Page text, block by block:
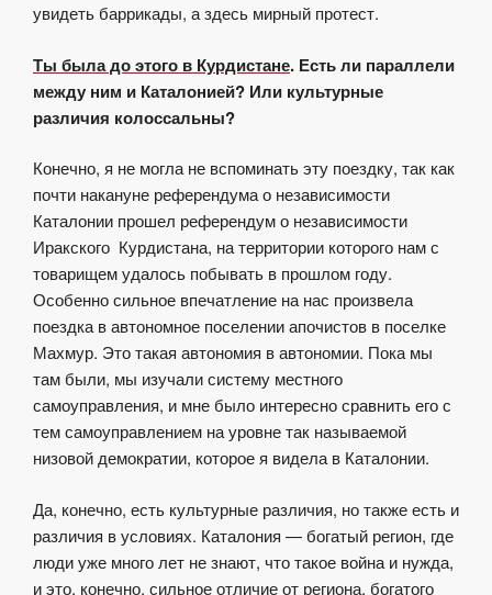
увидеть баррикады, а здесь мирный протест.
Ты была до этого в Курдистане. Есть ли параллели
между ним и Каталонией? Или культурные
различия колоссальны?
Конечно, я не могла не вспоминать эту поездку, так как
почти накануне референдума о независимости
Каталонии прошел референдум о независимости
Иракского Курдистана, на территории которого нам с
товарищем удалось побывать в прошлом году.
Особенно сильное впечатление на нас произвела
поездка в автономное поселении апочистов в поселке
Махмур. Это такая автономия в автономии. Пока мы
там были, мы изучали систему местного
самоуправления, и мне было интересно сравнить его с
тем самоуправлением на уровне так называемой
низовой демократии, которое я видела в Каталонии.
Да, конечно, есть культурные различия, но также есть и
различия в условиях. Каталония — богатый регион, где
люди уже много лет не знают, что такое война и нужда,
и это, конечно, сильное отличие от региона, богатого